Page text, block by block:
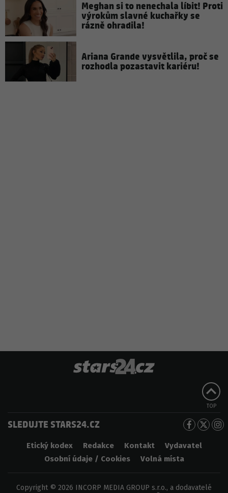
Meghan si to nenechala líbit! Proti
výrokům slavné kuchařky se
rázně ohradila!
Ariana Grande vysvětlila, proč se
rozhodla pozastavit kariéru!
TOP
SLEDUJTE STARS24.CZ
Etický kodex Redakce Kontakt
Vydavatel
Osobní údaje / Cookies
Volná místa
Copyright © 2026 INCORP MEDIA GROUP s.r.o., a dodavatelé